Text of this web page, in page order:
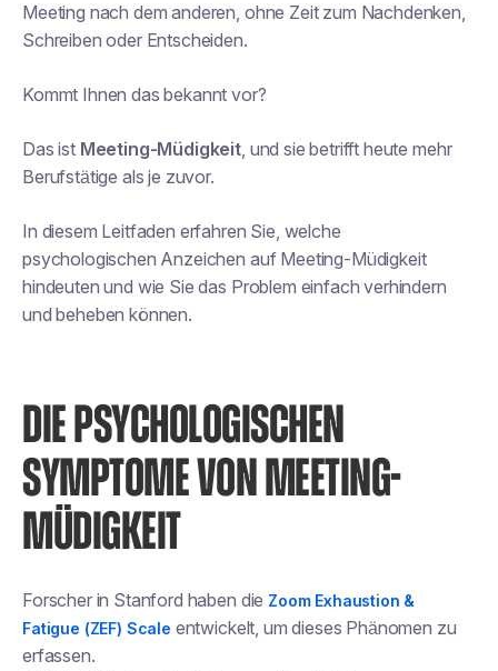
Meeting nach dem anderen, ohne Zeit zum Nachdenken,
Schreiben oder Entscheiden.
Kommt Ihnen das bekannt vor?
Das ist Meeting-Müdigkeit, und sie betrifft heute mehr
Berufstätige als je zuvor.
In diesem Leitfaden erfahren Sie, welche
psychologischen Anzeichen auf Meeting-Müdigkeit
hindeuten und wie Sie das Problem einfach verhindern
und beheben können.
DIE PSYCHOLOGISCHEN
SYMPTOME VON MEETING-
MÜDIGKEIT
Forscher in Stanford haben die Zoom Exhaustion &
Fatigue (ZEF) Scale entwickelt, um dieses Phänomen zu
erfassen.